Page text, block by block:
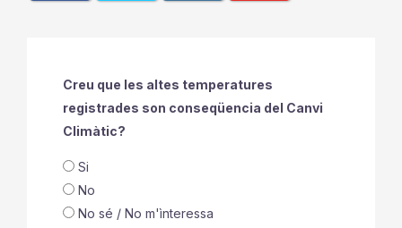
Creu que les altes temperatures
registrades son conseqüencia del Canvi
Climàtic?
Si
No
No sé / No m'ìnteressa